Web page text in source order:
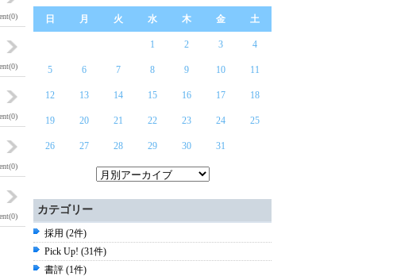
日 月 火 水 木 金 土
1 2 3 4
5 6 7 8 9 10 11
12 13 14 15 16 17 18
19 20 21 22 23 24 25
26 27 28 29 30 31
カテゴリー
採用 (2件)
Pick Up! (31件)
書評 (1件)